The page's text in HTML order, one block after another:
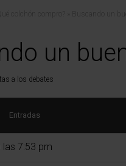
un
a los debates
Entradas
las 7:53 pm